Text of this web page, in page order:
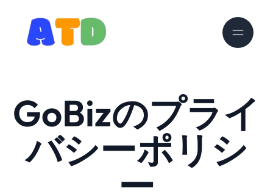
GoBizのプライ
バシーポリシ
ー